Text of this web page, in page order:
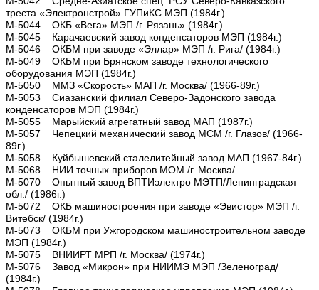
треста «Электронстрой» ГУПиКС МЭП (1984г.)
М-5044 ОКБ «Вега» МЭП /г. Рязань» (1984г.)
М-5045 Карачаевский завод конденсаторов МЭП (1984г.)
М-5046 ОКБМ при заводе «Эллар» МЭП /г. Рига/ (1984г.)
М-5049 ОКБМ при Брянском заводе технологического
оборудования МЭП (1984г.)
М-5050 ММЗ «Скорость» МАП /г. Москва/ (1966-89г.)
М-5053 Сиазанский филиал Северо-Задонского завода
конденсаторов МЭП (1984г.)
М-5055 Марыйский агрегатный завод МАП (1987г.)
М-5057 Чепецкий механический завод МСМ /г. Глазов/ (1966-
89г.)
М-5058 Куйбышевский сталелитейный завод МАП (1967-84г.)
М-5068 НИИ точных приборов МОМ /г. Москва/
М-5070 Опытный завод ВПТИэлектро МЭТП/Ленинградская
обл./ (1986г.)
М-5072 ОКБ машиностроения при заводе «Эвистор» МЭП /г.
Витебск/ (1984г.)
М-5073 ОКБМ при Ужгородском машиностроительном заводе
МЭП (1984г.)
М-5075 ВНИИРТ МРП /г. Москва/ (1974г.)
М-5076 Завод «Микрон» при НИИМЭ МЭП /Зеленоград/
(1984г.)